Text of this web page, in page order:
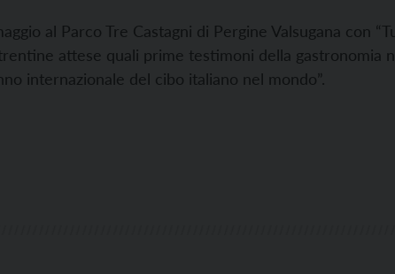
al Parco Tre Castagni di Pergine Valsugana con
attese quali prime testimoni della gastronomia
internazionale del cibo italiano nel mondo”.